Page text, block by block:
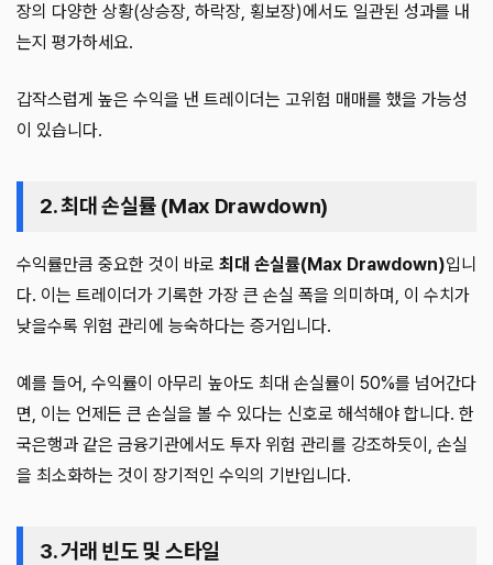
장의 다양한 상황(상승장, 하락장, 횡보장)에서도 일관된 성과를 내
는지 평가하세요.
갑작스럽게 높은 수익을 낸 트레이더는 고위험 매매를 했을 가능성
이 있습니다.
2. 최대 손실률 (Max Drawdown)
수익률만큼 중요한 것이 바로 최대 손실률(Max Drawdown)입니
다. 이는 트레이더가 기록한 가장 큰 손실 폭을 의미하며, 이 수치가
낮을수록 위험 관리에 능숙하다는 증거입니다.
예를 들어, 수익률이 아무리 높아도 최대 손실률이 50%를 넘어간다
면, 이는 언제든 큰 손실을 볼 수 있다는 신호로 해석해야 합니다. 한
국은행과 같은 금융기관에서도 투자 위험 관리를 강조하듯이, 손실
을 최소화하는 것이 장기적인 수익의 기반입니다.
3. 거래 빈도 및 스타일